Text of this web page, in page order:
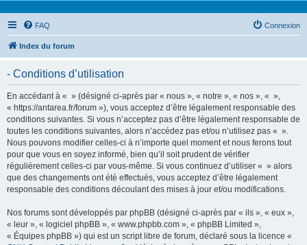
FAQ Connexion
Index du forum
- Conditions d’utilisation
En accédant à « » (désigné ci-après par « nous », « notre », « nos », « »,
« https://antarea.fr/forum »), vous acceptez d’être légalement responsable des
conditions suivantes. Si vous n’acceptez pas d’être légalement responsable de
toutes les conditions suivantes, alors n’accédez pas et/ou n’utilisez pas « ».
Nous pouvons modifier celles-ci à n’importe quel moment et nous ferons tout
pour que vous en soyez informé, bien qu’il soit prudent de vérifier
régulièrement celles-ci par vous-même. Si vous continuez d’utiliser « » alors
que des changements ont été effectués, vous acceptez d’être légalement
responsable des conditions découlant des mises à jour et/ou modifications.
Nos forums sont développés par phpBB (désigné ci-après par « ils », « eux »,
« leur », « logiciel phpBB », « www.phpbb.com », « phpBB Limited »,
« Équipes phpBB ») qui est un script libre de forum, déclaré sous la licence «